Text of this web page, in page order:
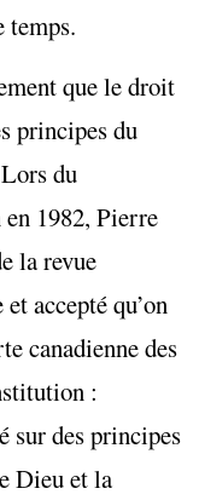
temps.
que le droit
principes du
du
1982, Pierre
la revue
accepté qu’on
canadienne des
:
sur des principes
Dieu et la